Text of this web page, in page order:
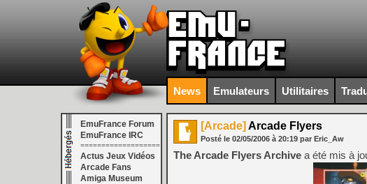
News Emulateurs Utilitaires
EmuFrance Forum
EmuFrance IRC
===================
Actus Jeux Vidéos
Arcade Fans
Amiga Museum
[Arcade] Arcade Flyers
Posté le 02/05/2006 à 20:19 par Eric_Aw
The Arcade Flyers Archive a été mis à